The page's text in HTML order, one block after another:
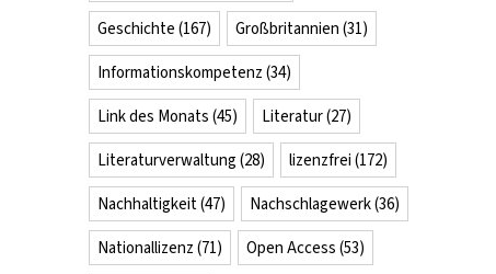
Geschichte (167) Großbritannien (31)
Informationskompetenz (34)
Link des Monats (45) Literatur(27)
Literaturverwaltung (28) lizenzfrei (172)
Nachhaltigkeit(47) Nachschlagewerk(36)
Nationallizenz (71) Open Access (53)